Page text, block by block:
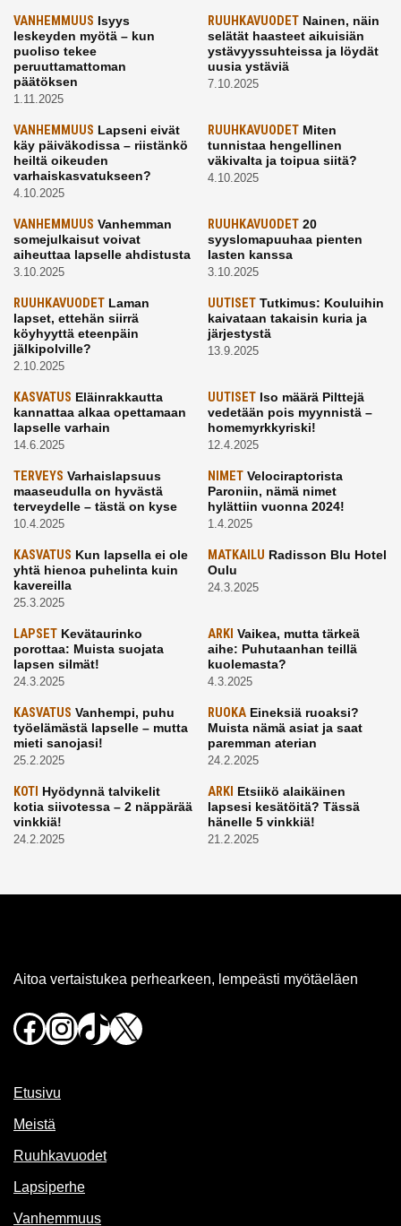
VANHEMMUUS Isyys
leskeyden myötä – kun
puoliso tekee
peruuttamattoman
päätöksen
1.11.2025
RUUHKAVUODETNainen, näin
selätät haasteet aikuisiän
ystävyyssuhteissa ja löydät
uusia ystäviä
7.10.2025
VANHEMMUUS Lapseni eivät
käy päiväkodissa – riistänkö
heiltä oikeuden
varhaiskasvatukseen?
4.10.2025
RUUHKAVUODETMiten
tunnistaa hengellinen
väkivalta ja toipua siitä?
4.10.2025
VANHEMMUUS Vanhemman
somejulkaisut voivat
aiheuttaa lapselle ahdistusta
3.10.2025
RUUHKAVUODET20
syyslomapuuhaa pienten
lasten kanssa
3.10.2025
RUUHKAVUODET Laman
lapset, ettehän siirrä
köyhyyttä eteenpäin
jälkipolville?
2.10.2025
UUTISETTutkimus: Kouluihin
kaivataan takaisin kuria ja
järjestystä
13.9.2025
KASVATUS Eläinrakkautta
kannattaa alkaa opettamaan
lapselle varhain
14.6.2025
UUTISETIso määrä Pilttejä
vedetään pois myynnistä –
homemyrkkyriski!
12.4.2025
TERVEYS Varhaislapsuus
maaseudulla on hyvästä
terveydelle – tästä on kyse
10.4.2025
NIMETVelociraptorista
Paroniin, nämä nimet
hylättiin vuonna 2024!
1.4.2025
KASVATUS Kun lapsella ei ole
yhtä hienoa puhelinta kuin
kavereilla
25.3.2025
MATKAILU Radisson Blu Hotel
Oulu
24.3.2025
LAPSET Kevätaurinko
porottaa: Muista suojata
lapsen silmät!
24.3.2025
ARKI Vaikea, mutta tärkeä
aihe: Puhutaanhan teillä
kuolemasta?
4.3.2025
KASVATUS Vanhempi, puhu
työelämästä lapselle – mutta
mieti sanojasi!
25.2.2025
RUOKAEineksiä ruoaksi?
Muista nämä asiat ja saat
paremman aterian
24.2.2025
KOTI Hyödynnä talvikelit
kotia siivotessa – 2 näppärää
vinkkiä!
24.2.2025
ARKI Etsiikö alaikäinen
lapsesi kesätöitä? Tässä
hänelle 5 vinkkiä!
21.2.2025
Aitoa vertaistukea perhearkeen, lempeästi myötäeläen
Facebook
Instagram
TikTok
X
Etusivu
Meistä
Ruuhkavuodet
Lapsiperhe
Vanhemmuus